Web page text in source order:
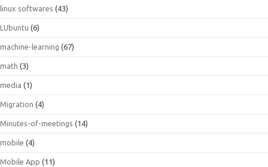
linux softwares (43)
LUbuntu (6)
machine-learning (67)
math (3)
media (1)
Migration (4)
Minutes-of-meetings (14)
mobile (4)
Mobile App (11)